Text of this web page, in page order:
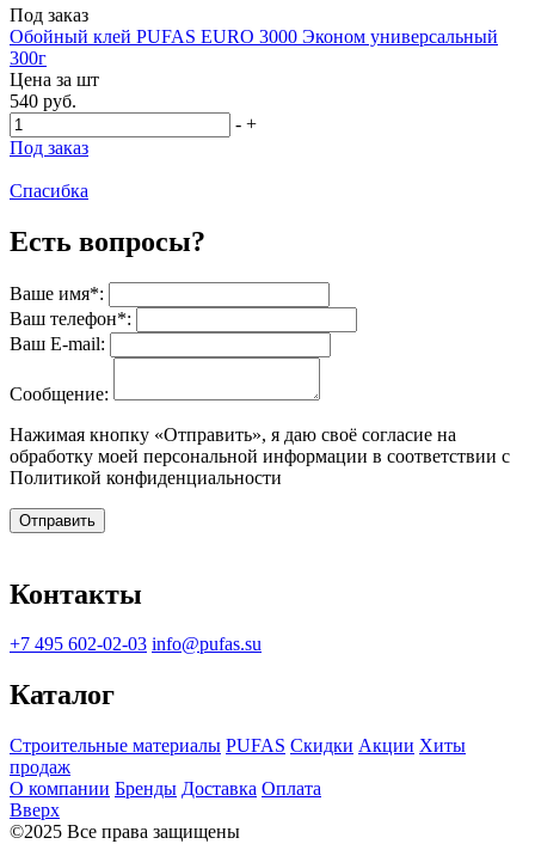
Под заказ
Обойный клей PUFAS EURO 3000 Эконом универсальный
300г
Цена за шт
540 руб.
- +
Под заказ
Спасибка
Есть вопросы?
Ваше имя*:
Ваш телефон*:
Ваш E-mail:
Сообщение:
Нажимая кнопку «Отправить», я даю своё согласие на
обработку моей персональной информации в соответствии с
Политикой конфиденциальности
Отправить
Контакты
+7 495 602-02-03 info@pufas.su
Каталог
Строительные материалы PUFAS Скидки Акции Хиты
продаж
О компании Бренды Доставка Оплата
Вверх
©2025 Все права защищены